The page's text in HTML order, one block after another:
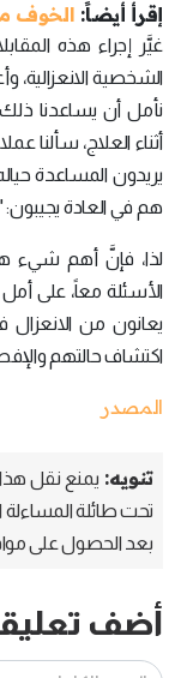
إقرأ أيضاً: الخوف
غيَّر إجراء هذه
الشخصية
نأمل أن يساعدنا
أثناء العلاج، سألنا
يريدون المساعدة
هم في العادة يجيبون:
لذا، فإنَّ أهم شيء
الأسئلة معاً، على
يعانون من
اكتشاف حالتهم
المصدر
تنويه: يمنع نقل
تحت طائلة المساءلة
بعد الحصول على
أضف